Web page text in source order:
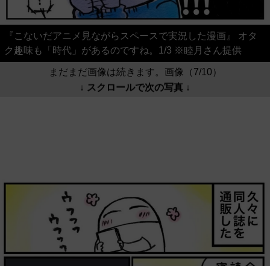
『こないだアニメ見ながらスペースで実況した漫画』 オタ
ク趣味も「時代」があるのですね。1/3 ※睦月さん提供
まだまだ画像は続きます。画像（7/10）
↓ スクロールで次の写真 ↓